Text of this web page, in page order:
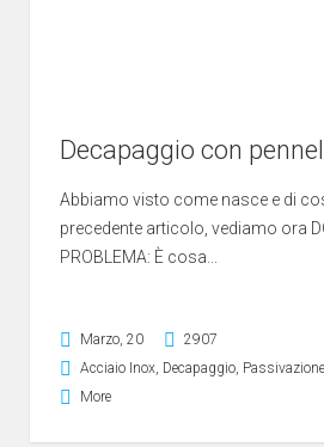
Abbiamo visto come nasce e di
precedente articolo, vediamo ora
PROBLEMA: È cosa...
Marzo, 20
2907
Acciaio Inox Decapaggio Passivazione
More